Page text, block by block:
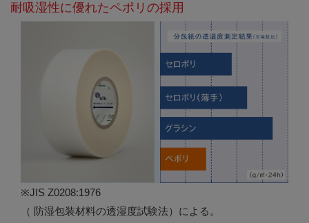
耐吸湿性に優れたペポリの採用
※JIS Z0208:1976
（ 防湿包装材料の透湿度試験法）による。